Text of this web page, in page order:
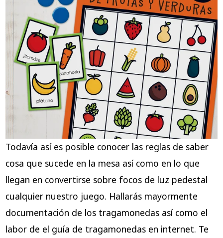
Todavía así es posible conocer las reglas de saber
cosa que sucede en la mesa así­ como en lo que
llegan en convertirse sobre focos de luz pedestal
cualquier nuestro juego. Hallarás mayormente
documentación de los tragamonedas así­ como el
labor de el guía de tragamonedas en internet. Te